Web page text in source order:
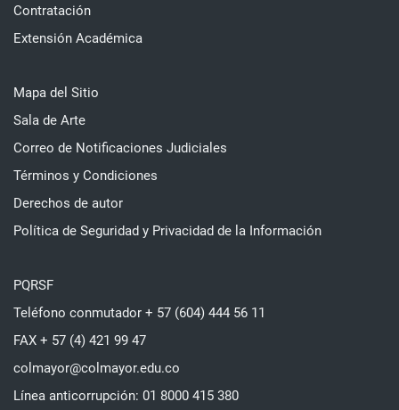
Contratación
Extensión Académica
Mapa del Sitio
Sala de Arte
Correo de Notificaciones Judiciales
Términos y Condiciones
Derechos de autor
Política de Seguridad y Privacidad de la Información
PQRSF
Teléfono conmutador + 57 (604) 444 56 11
FAX + 57 (4) 421 99 47
colmayor@colmayor.edu.co
Línea anticorrupción: 01 8000 415 380